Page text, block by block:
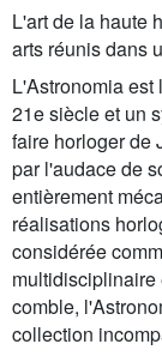
L'art de la haute
arts réunis dans
L'Astronomia
21e siècle et un
faire horloger de
par l'audace de
entièrement
réalisations
considérée
comble,
collection